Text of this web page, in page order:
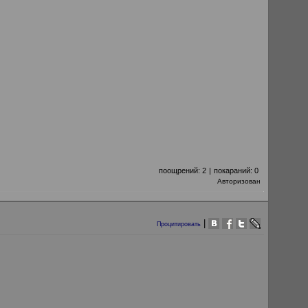
поощрений: 2 | покараний: 0
Авторизован
Процитировать